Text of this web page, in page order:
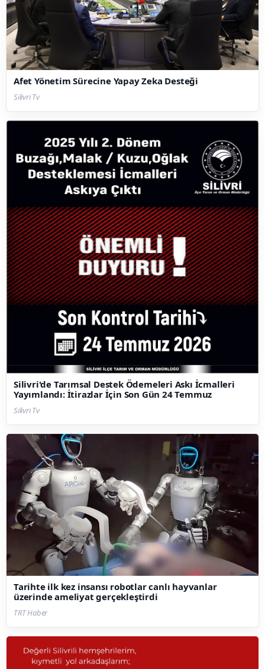
Afet Yönetim Sürecine Yapay Zeka Desteği
Silivri Tv
Silivri'de Tarımsal Destek Ödemeleri Askı İcmalleri
Yayımlandı: İtirazlar İçin Son Gün 24 Temmuz
Silivri Tv
Tarihte ilk kez insansı robotlar canlı hayvanlar
üzerinde ameliyat gerçekleştirdi
TRT Haber